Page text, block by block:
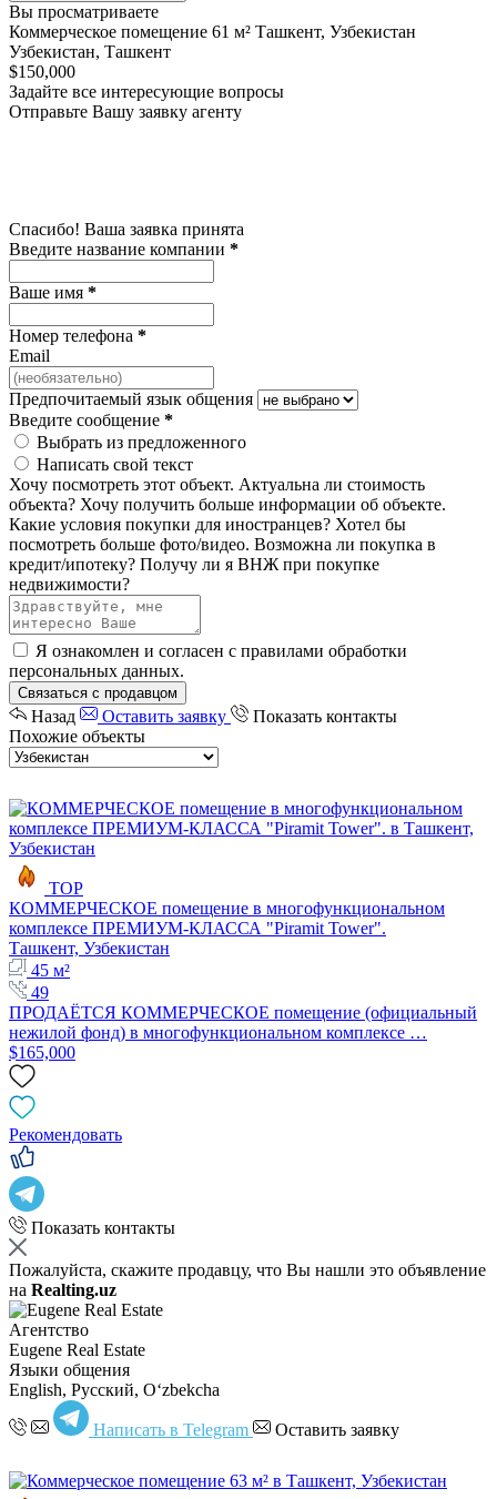
Вы просматриваете
Коммерческое помещение 61 м² Ташкент, Узбекистан
Узбекистан, Ташкент
$150,000
Задайте все интересующие вопросы
Отправьте Вашу заявку агенту
Спасибо! Ваша заявка принята
Введите название компании *
Ваше имя *
Номер телефона *
Email
Предпочитаемый язык общения
Введите сообщение *
Выбрать из предложенного
Написать свой текст
Хочу посмотреть этот объект. Актуальна ли стоимость
объекта? Хочу получить больше информации об объекте.
Какие условия покупки для иностранцев? Хотел бы
посмотреть больше фото/видео. Возможна ли покупка в
кредит/ипотеку? Получу ли я ВНЖ при покупке
недвижимости?
Я ознакомлен и согласен с правилами обработки
персональных данных.
Связаться с продавцом
Назад Оставить заявку
Показать контакты
Похожие объекты
TOP
КОММЕРЧЕСКОЕ помещение в многофункциональном
комплексе ПРЕМИУМ-КЛАССА "Piramit Tower".
Ташкент, Узбекистан
45 м²
49
ПРОДАЁТСЯ КОММЕРЧЕСКОЕ помещение (официальный
нежилой фонд) в многофункциональном комплексе …
$165,000
Рекомендовать
Показать контакты
Пожалуйста, скажите продавцу, что Вы нашли это объявление
на Realting.uz
Агентство
Eugene Real Estate
Языки общения
English, Русский, Oʻzbekcha
Написать в Telegram Оставить заявку